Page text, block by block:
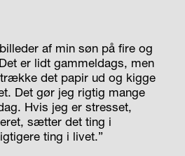
af min søn på fire og
er lidt gammeldags, men
det papir ud og kigge
Det gør jeg rigtig mange
Hvis jeg er stresset,
sætter det ting i
ting i livet.”